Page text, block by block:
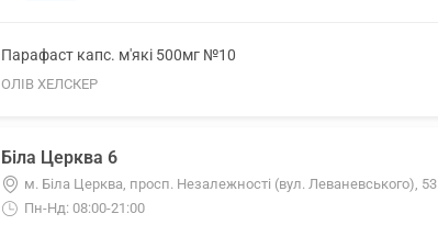
Парафаст капс. м'які 500мг №10
ОЛІВ ХЕЛСКЕР
Біла Церква 6
м. Біла Церква, просп. Незалежності (вул. Леваневського), 53
Пн-Нд: 08:00-21:00